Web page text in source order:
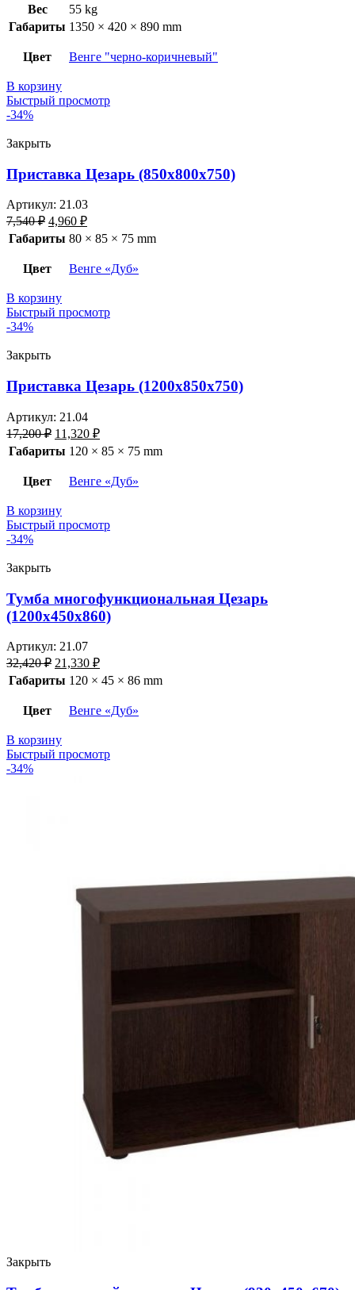
Вес
55 kg
Габариты 1350 × 420 × 890 mm
Цвет Венге "черно-коричневый"
В корзину
Быстрый просмотр
-34%
Закрыть
Приставка Цезарь (850х800х750)
Артикул: 21.03
7,540₽ 4,960 ₽
Габариты 80 × 85 × 75 mm
Цвет Венге «Дуб»
В корзину
Быстрый просмотр
-34%
Закрыть
Приставка Цезарь (1200х850х750)
Артикул: 21.04
17,200₽ 11,320 ₽
Габариты 120 × 85 × 75 mm
Цвет Венге «Дуб»
В корзину
Быстрый просмотр
-34%
Закрыть
Тумба многофункциональная Цезарь
(1200х450х860)
Артикул: 21.07
32,420₽ 21,330 ₽
Габариты 120 × 45 × 86 mm
Цвет Венге «Дуб»
В корзину
Быстрый просмотр
-34%
Закрыть